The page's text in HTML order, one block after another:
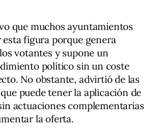
que muchos ayuntamientos
figura porque genera
votantes y supone un
político sin un coste
No obstante, advirtió de las
puede tener la aplicación de
actuaciones complementarias
la oferta.